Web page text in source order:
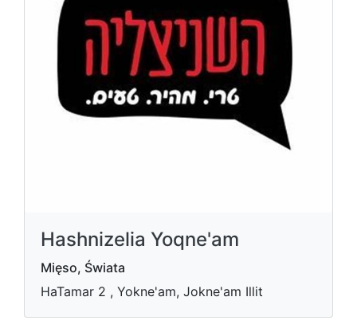
Hashnizelia Yoqne'am
Mięso, Świata
HaTamar 2 , Yokne'am, Jokne'am Illit